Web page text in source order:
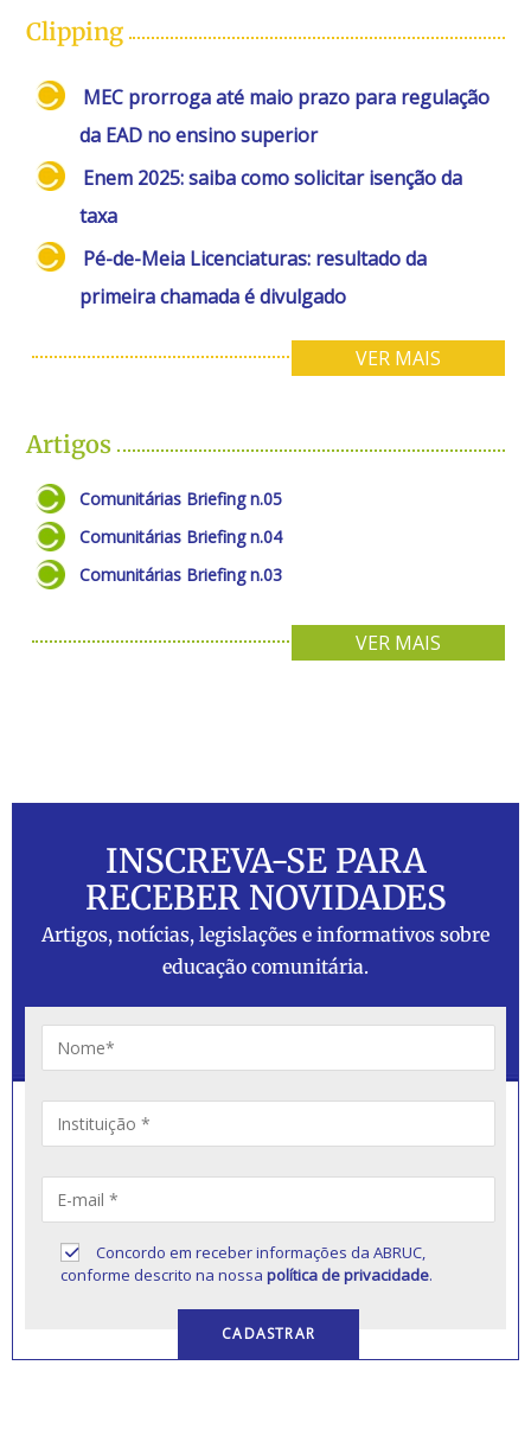
Clipping
MEC prorroga até maio prazo para regulação
da EAD no ensino superior
Enem 2025: saiba como solicitar isenção da
taxa
Pé-de-Meia Licenciaturas: resultado da
primeira chamada é divulgado
VER MAIS
Artigos
Comunitárias Briefing n.05
Comunitárias Briefing n.04
Comunitárias Briefing n.03
VER MAIS
INSCREVA-SE PARA
RECEBER NOVIDADES
Artigos, notícias, legislações e informativos sobre
educação comunitária.
Concordo em receber informações da ABRUC,
conforme descrito na nossapolítica de privacidade.